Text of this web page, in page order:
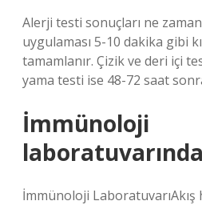
Alerji testi sonuçları ne
uygulaması 5-10 dakika gibi
tamamlanır. Çizik ve deri içi
yama testi ise 48-72 saat
İmmünoloji
laboratuvarında
İmmünoloji